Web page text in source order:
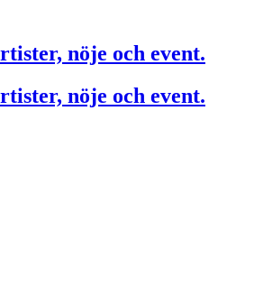
nöje och event.
nöje och event.